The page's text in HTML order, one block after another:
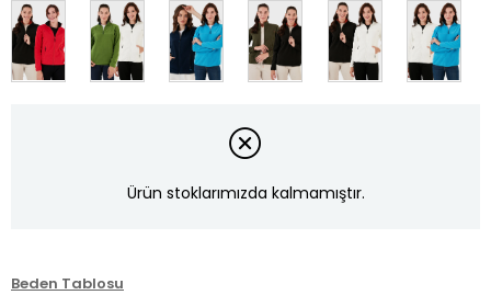
Ürün stoklarımızda kalmamıştır.
Beden Tablosu